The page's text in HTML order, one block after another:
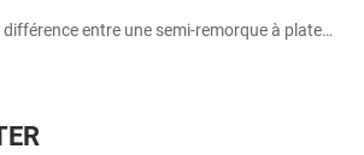
suivant: Quelle est la différence entre une semi-remorque à plateau et une semi-remorque surbaissée ?